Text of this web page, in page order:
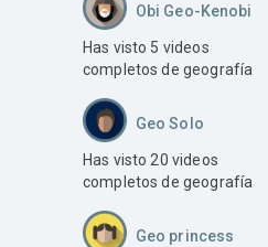
Obi Geo-Kenobi
Has visto 5 videos
completos de geografía
Geo Solo
Has visto 20 videos
completos de geografía
Geo princess